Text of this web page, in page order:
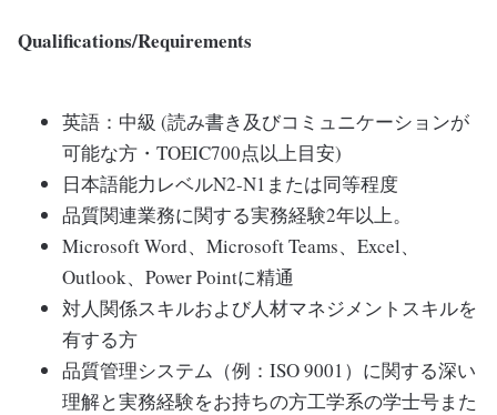
Qualifications/Requirements
英語：中級 (読み書き及びコミュニケーションが
可能な方・TOEIC700点以上目安)
日本語能力レベルN2-N1または同等程度
品質関連業務に関する実務経験2年以上。
Microsoft Word、Microsoft Teams、Excel、
Outlook、Power Pointに精通
対人関係スキルおよび人材マネジメントスキルを
有する方
品質管理システム（例：ISO 9001）に関する深い
理解と実務経験をお持ちの方工学系の学士号また